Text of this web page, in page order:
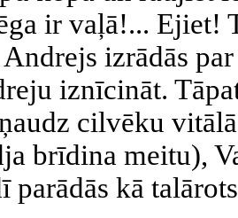
ir vaļā!... Ejiet!
izrādās
iznīcināt.
cilvēku
brīdina meitu),
parādās kā